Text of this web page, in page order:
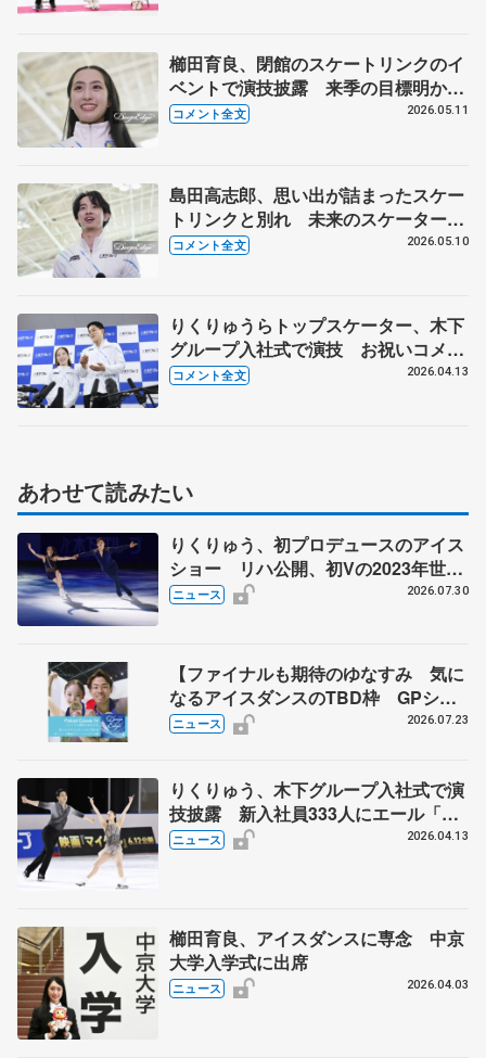
櫛田育良、閉館のスケートリンクのイ
ベントで演技披露 来季の目標明か
す 【イヨテツスポーツセンターイベ
コメント全文 2026.05.11
島田高志郎、思い出が詰まったスケー
トリンクと別れ 未来のスケーターの
ためにできること 【イヨテツスポー
コメント全文 2026.05.10
りくりゅうらトップスケーター、木下
グループ入社式で演技 お祝いコメン
ト、呪文のように練習したが...【入社
コメント全文 2026.04.13
あわせて読みたい
りくりゅう、初プロデュースのアイス
ショー リハ公開、初Vの2023年世界
選手権のSP披露 ハゼボロ、チョク
ニュース 2026.07.30
【ファイナルも期待のゆなすみ 気に
なるアイスダンスのTBD枠 GPシリ
ーズ展望③ペア・アイスダンス編】
ニュース 2026.07.23
りくりゅう、木下グループ入社式で演
技披露 新入社員333人にエール「経
験が自分つくる」
ニュース 2026.04.13
櫛田育良、アイスダンスに専念 中京
大学入学式に出席
ニュース 2026.04.03